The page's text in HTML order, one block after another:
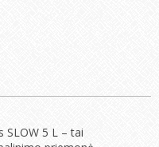
SLOW 5 L – tai